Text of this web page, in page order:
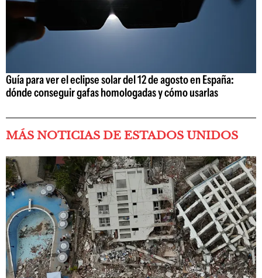
Guía para ver el eclipse solar del 12 de agosto en España:
dónde conseguir gafas homologadas y cómo usarlas
MÁS NOTICIAS DE ESTADOS UNIDOS